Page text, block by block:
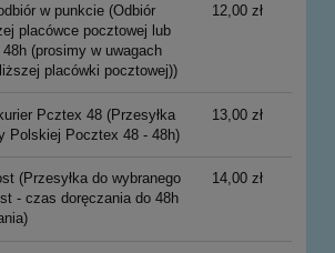
w punkcie(Odbiór
placówce pocztowej lub
(prosimy w uwagach
placówki pocztowej))
12,00 zł
Pcztex 48(Przesyłka
Polskiej Pocztex 48 - 48h)
13,00 zł
(Przesyłka do wybranego
- czas doręczania do 48h
14,00 zł